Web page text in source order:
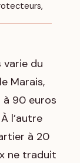
varie du
Marais,
90 euros
l’autre
à 20
ne traduit